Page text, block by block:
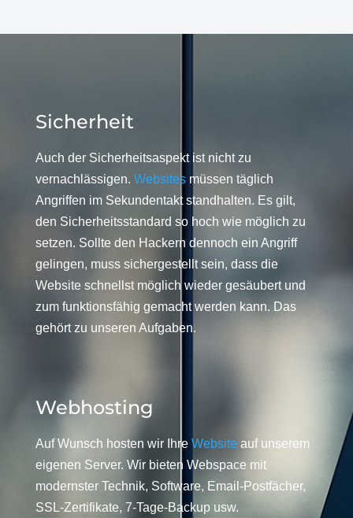
Sicherheit
Auch der Sicherheitsaspekt ist nicht zu
vernachlässigen. Websitesmüssen täglich
Angriffen im Sekundentakt standhalten. Es gilt,
den Sicherheitsstandard so hoch wie möglich zu
setzen. Sollte den Hackern dennoch ein Angriff
gelingen, muss sichergestellt sein, dass die
Website schnellst möglich wieder gesäubert und
zum funktionsfähig gemacht werden kann. Das
gehört zu unseren Aufgaben.
Webhosting
Auf Wunsch hosten wir Ihre Website auf unserem
eigenen Server. Wir bieten Webspace mit
modernster Technik, Software, Email-Postfächer,
SSL-Zertifikate, 7-Tage-Backup usw.